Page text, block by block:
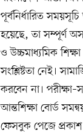
পূর্বনির্ধারিত
হয়েছে, তা সম্পূর্ণ
ও উচ্চমাধ্যমিক
সংশ্লিষ্টতা নেই।
করবেন না।
আন্তশিক্ষা বোর্ড
ফেসবুক পেজে প্রকাশ